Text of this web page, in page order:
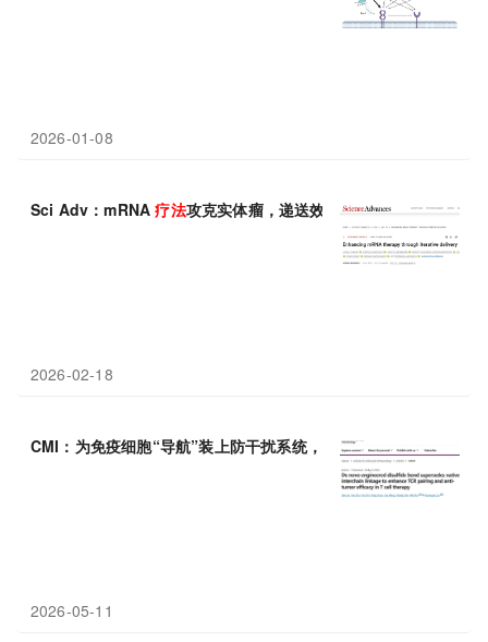
2026-01-08
Sci Adv：mRNA疗法攻克实体瘤，递送效率翻倍还能激活抗癌
2026-02-18
CMI：为免疫细胞“导航”装上防干扰系统，湖南大学刘光娜等团队
2026-05-11